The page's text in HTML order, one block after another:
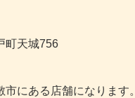
町天城756
にある店舗になります。